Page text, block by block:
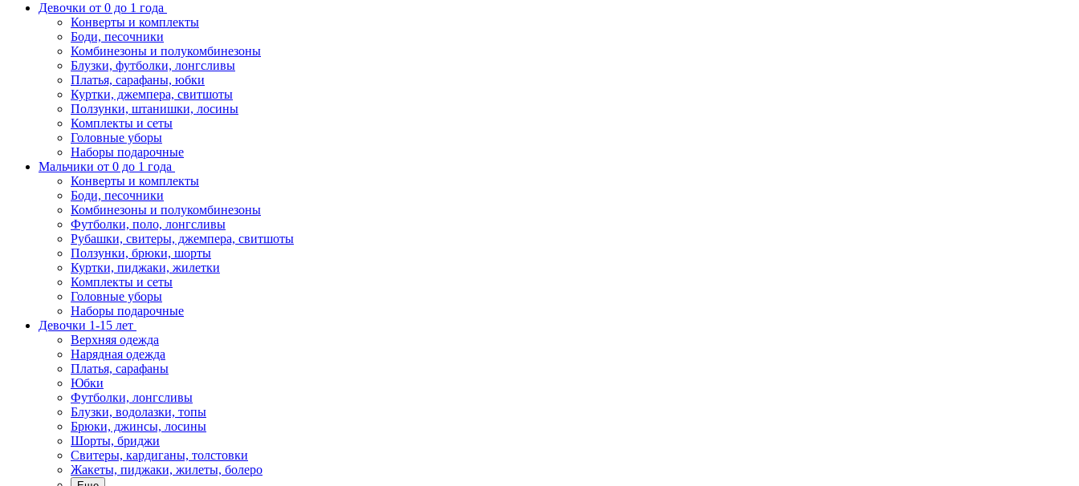
Девочки от 0 до 1 года
Конверты и комплекты
Боди, песочники
Комбинезоны и полукомбинезоны
Блузки, футболки, лонгсливы
Платья, сарафаны, юбки
Куртки, джемпера, свитшоты
Ползунки, штанишки, лосины
Комплекты и сеты
Головные уборы
Наборы подарочные
Мальчики от 0 до 1 года
Конверты и комплекты
Боди, песочники
Комбинезоны и полукомбинезоны
Футболки, поло, лонгсливы
Рубашки, свитеры, джемпера, свитшоты
Ползунки, брюки, шорты
Куртки, пиджаки, жилетки
Комплекты и сеты
Головные уборы
Наборы подарочные
Девочки 1-15 лет
Верхняя одежда
Нарядная одежда
Платья, сарафаны
Юбки
Футболки, лонгсливы
Блузки, водолазки, топы
Брюки, джинсы, лосины
Шорты, бриджи
Свитеры, кардиганы, толстовки
Жакеты, пиджаки, жилеты, болеро